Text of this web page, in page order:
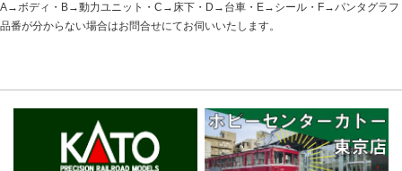
A→ボディ・B→動力ユニット・C→床下・D→台車・E→シール・F→パンタグラフ
品番が分からない場合はお問合せにてお伺いいたします。